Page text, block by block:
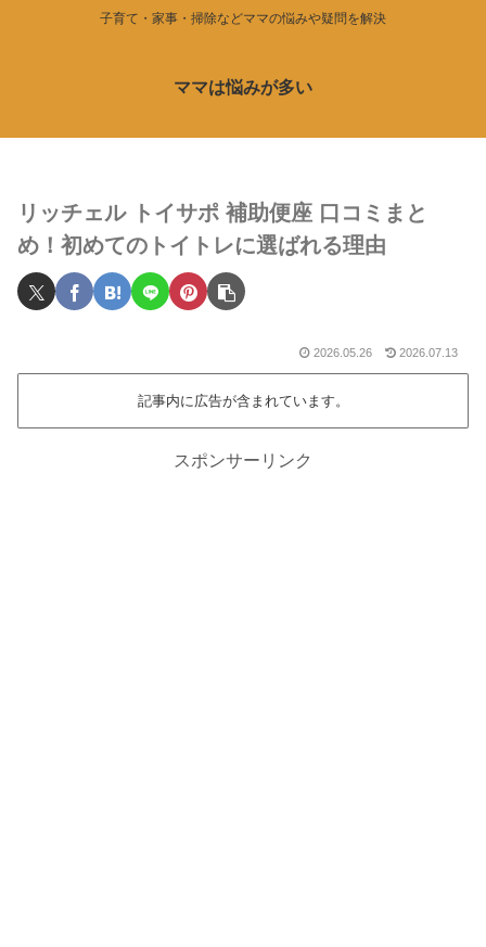
子育て・家事・掃除などママの悩みや疑問を解決
ママは悩みが多い
リッチェル トイサポ 補助便座 口コミまと
め！初めてのトイトレに選ばれる理由
2026.05.26 2026.07.13
記事内に広告が含まれています。
スポンサーリンク